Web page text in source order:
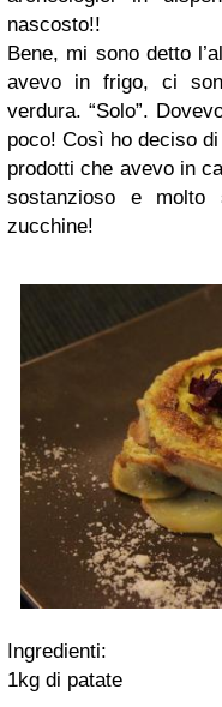
nascosto!!
Bene, mi sono detto
avevo in frigo, ci
verdura. “Solo”.
poco! Così ho deciso
prodotti che avevo in
sostanzioso e
zucchine!
Ingredienti:
1kg di patate